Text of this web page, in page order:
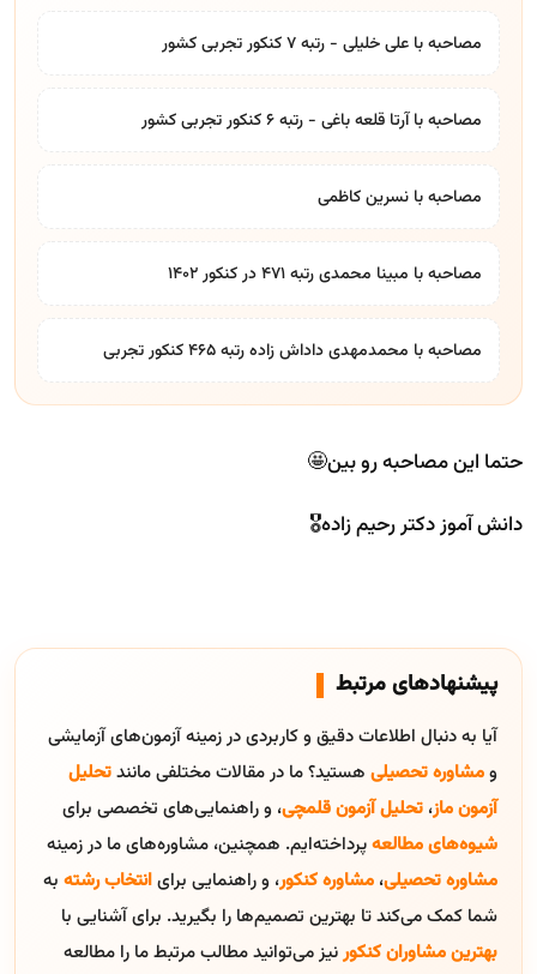
مصاحبه با علی خلیلی - رتبه 7 کنکور تجربی کشور
مصاحبه با آرتا قلعه باغی - رتبه 6 کنکور تجربی کشور
مصاحبه با نسرین کاظمی
مصاحبه با مبینا محمدی رتبه ۴۷۱ در کنکور ۱۴۰۲
مصاحبه با محمدمهدی داداش زاده رتبه ۴۶۵ کنکور تجربی
حتما این مصاحبه رو بین🤩
دانش آموز دکتر رحیم زاده🎖
پیشنهادهای مرتبط
آیا به دنبال اطلاعات دقیق و کاربردی در زمینه آزمون‌های آزمایشی
ومشاوره تحصیلی هستید؟ ما در مقالات مختلفی مانندتحلیل
آزمون ماز، تحلیل آزمون قلمچی، و راهنمایی‌های تخصصی برای
شیوه‌های مطالعهپرداخته‌ایم. همچنین، مشاوره‌های ما در زمینه
مشاوره تحصیلی، مشاوره کنکور، و راهنمایی برایانتخاب رشته به
شما کمک می‌کند تا بهترین تصمیم‌ها را بگیرید. برای آشنایی با
بهترین مشاوران کنکورنیز می‌توانید مطالب مرتبط ما را مطالعه